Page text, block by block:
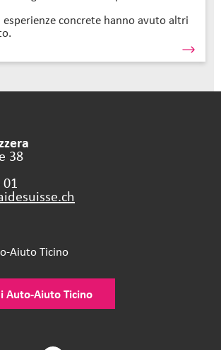
esperienze concrete hanno avuto altri
38
ch
Aiuto Ticino
Auto-Aiuto Ticino